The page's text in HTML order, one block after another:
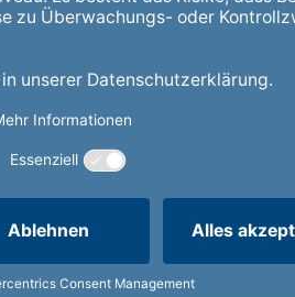
Lüdinghausen
59348 Lüdinghausen
Öffnungszeiten